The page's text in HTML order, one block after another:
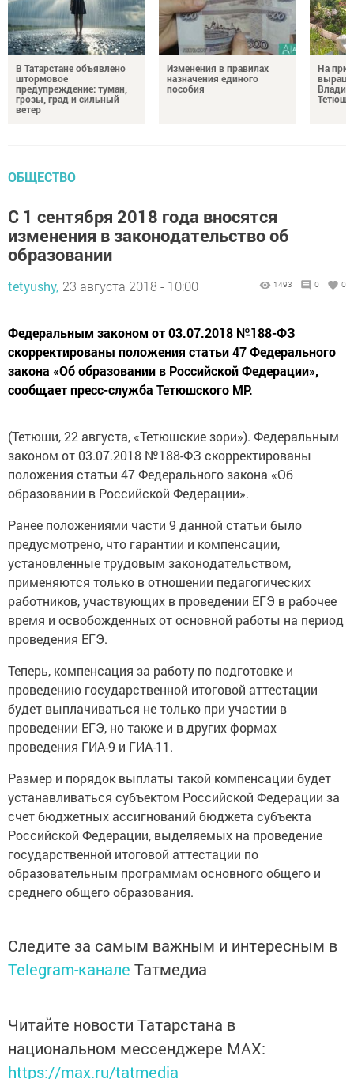
В Татарстане объявлено
штормовое
предупреждение: туман,
грозы, град и сильный
ветер
Изменения в правилах
назначения единого
пособия
На
Тетюш
ОБЩЕСТВО
С 1 сентября 2018 года вносятся
изменения в законодательство об
образовании
tetyushy, 23 августа 2018 - 10:00 1493 0 0
Федеральным законом от 03.07.2018 №188-ФЗ
скорректированы положения статьи 47 Федерального
закона «Об образовании в Российской Федерации»,
сообщает пресс-служба Тетюшского МР.
(Тетюши, 22 августа, «Тетюшские зори»). Федеральным
законом от 03.07.2018 №188-ФЗ скорректированы
положения статьи 47 Федерального закона «Об
образовании в Российской Федерации».
Ранее положениями части 9 данной статьи было
предусмотрено, что гарантии и компенсации,
установленные трудовым законодательством,
применяются только в отношении педагогических
работников, участвующих в проведении ЕГЭ в рабочее
время и освобожденных от основной работы на период
проведения ЕГЭ.
Теперь, компенсация за работу по подготовке и
проведению государственной итоговой аттестации
будет выплачиваться не только при участии в
проведении ЕГЭ, но также и в других формах
проведения ГИА-9 и ГИА-11.
Размер и порядок выплаты такой компенсации будет
устанавливаться субъектом Российской Федерации за
счет бюджетных ассигнований бюджета субъекта
Российской Федерации, выделяемых на проведение
государственной итоговой аттестации по
образовательным программам основного общего и
среднего общего образования.
Следите за самым важным и интересным в
Telegram-канале Татмедиа
Читайте новости Татарстана в
национальном мессенджере MАХ:
https://max.ru/tatmedia